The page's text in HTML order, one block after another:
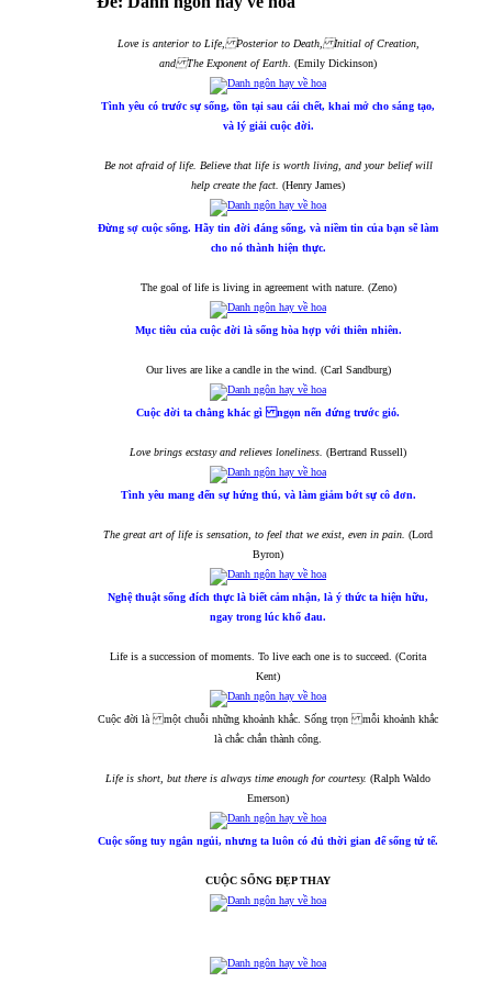
Love is anterior to Life, Posterior to Death, Initial of Creation,
and The Exponent of Earth. (Emily Dickinson)
Tình yêu có trước sự sống, tồn tại sau cái chết, khai mở cho sáng tạo,
và lý giải cuộc đời.
Be not afraid of life. Believe that life is worth living, and your belief will
help create the fact. (Henry James)
Đừng sợ cuộc sống. Hãy tin đời đáng sống, và niềm tin của bạn sẽ làm
cho nó thành hiện thực.
The goal of life is living in agreement with nature. (Zeno)
Mục tiêu của cuộc đời là sống hòa hợp với thiên nhiên.
Our lives are like a candle in the wind. (Carl Sandburg)
Cuộc đời ta chẳng khác gì ngọn nến đứng trước gió.
Love brings ecstasy and relieves loneliness. (Bertrand Russell)
Tình yêu mang đến sự hứng thú, và làm giảm bớt sự cô đơn.
The great art of life is sensation, to feel that we exist, even in pain. (Lord
Byron)
Nghệ thuật sống đích thực là biết cảm nhận, là ý thức ta hiện hữu,
ngay trong lúc khổ đau.
Life is a succession of moments. To live each one is to succeed. (Corita
Kent)
Cuộc đời là một chuỗi những khoảnh khắc. Sống trọn mỗi khoảnh khắc
là chắc chắn thành công.
Life is short, but there is always time enough for courtesy. (Ralph Waldo
Emerson)
Cuộc sống tuy ngắn ngủi, nhưng ta luôn có đủ thời gian để sống tử tế.
CUỘC SỐNG ĐẸP THAY